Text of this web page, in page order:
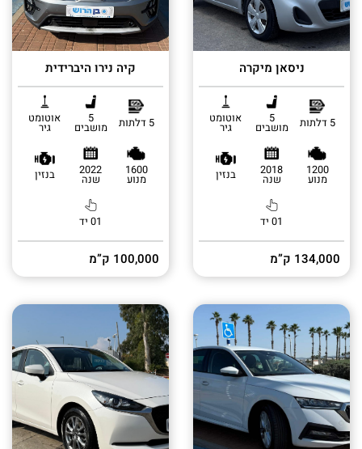
ניסאן מיקרה
5 דלתות 5
מושבים
אוטומט
גיר
1200
מנוע
2018
שנה בנזין
01 יד
134,000 ק”מ
קיה נירו היברידית
5 דלתות 5
מושבים
אוטומט
גיר
1600
מנוע
2022
שנה בנזין
01 יד
100,000 ק”מ